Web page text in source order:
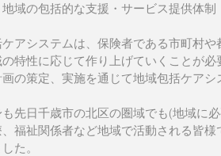
地域の包括的な支援・サービス提供体
アシステムは、保険者である市町村
の特性に応じて作り上げていくことが
の策定、実施を通じて地域包括ケア
先日千歳市の北区の圏域でも(地域に
福祉関係者など地域で活動される皆
た。